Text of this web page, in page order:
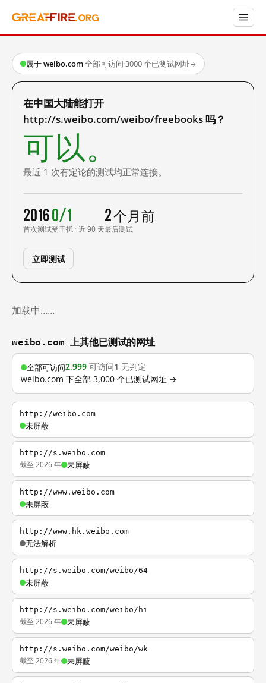
属于 weibo.com·全部可访问·3000 个已测试网址→
在中国大陆能打开
http://s.weibo.com/weibo/freebooks 吗？
可以。
最近 1 次有定论的测试均正常连接。
2016
首次测试
0/1
受干扰 · 近 90 天
2 个月前
最后测试
立即测试
加载中……
weibo.com 上其他已测试的网址
全部可访问2,999 可访问1 无判定
weibo.com 下全部 3,000 个已测试网址 →
http://weibo.com
未屏蔽
http://s.weibo.com
截至 2026 年 未屏蔽
http://www.weibo.com
未屏蔽
http://www.hk.weibo.com
无法解析
http://s.weibo.com/weibo/64
未屏蔽
http://s.weibo.com/weibo/hi
截至 2026 年 未屏蔽
http://s.weibo.com/weibo/wk
截至 2026 年 未屏蔽